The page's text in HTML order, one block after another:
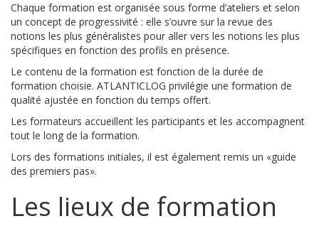
Chaque formation est organisée sous forme d’ateliers et selon
un concept de progressivité : elle s’ouvre sur la revue des
notions les plus généralistes pour aller vers les notions les plus
spécifiques en fonction des profils en présence.
Le contenu de la formation est fonction de la durée de
formation choisie. ATLANTICLOG privilégie une formation de
qualité ajustée en fonction du temps offert.
Les formateurs accueillent les participants et les accompagnent
tout le long de la formation.
Lors des formations initiales, il est également remis un «guide
des premiers pas».
Les lieux de formation